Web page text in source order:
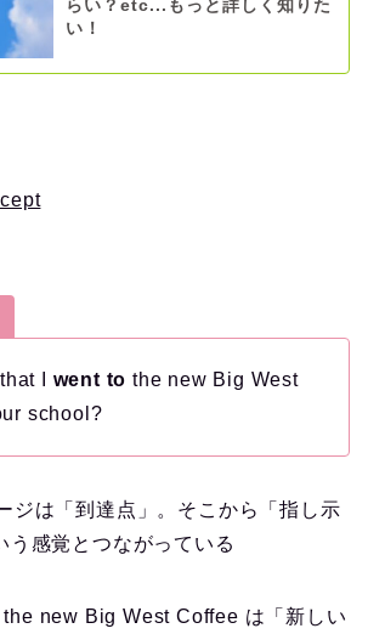
らい？etc...もっと詳しく知りた
い！
I went to the new Big West
school?
ジは「到達点」。そこから「指し示
感覚とつながっている
new Big West Coffee は「新しい